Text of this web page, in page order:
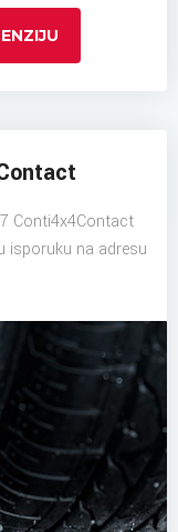
Conti4x4Contact
isporuku na adresu